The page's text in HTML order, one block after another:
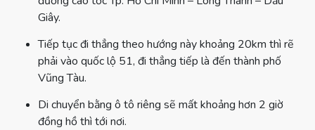
Giây.
Tiếp tục đi thẳng theo hướng này khoảng 20km thì rẽ
phải vào quốc lộ 51, đi thẳng tiếp là đến thành phố
Vũng Tàu.
Di chuyển bằng ô tô riêng sẽ mất khoảng hơn 2 giờ
đồng hồ thì tới nơi.